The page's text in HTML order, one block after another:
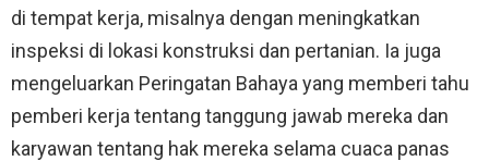
di tempat kerja, misalnya dengan meningkatkan
inspeksi di lokasi konstruksi dan pertanian. Ia juga
mengeluarkan Peringatan Bahaya yang memberi tahu
pemberi kerja tentang tanggung jawab mereka dan
karyawan tentang hak mereka selama cuaca panas